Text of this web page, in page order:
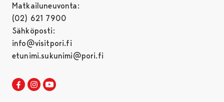
Matkailuneuvonta:
(02) 621 7900
Sähköposti:
info@visitpori.fi
etunimi.sukunimi@pori.fi
Visit Pori Facebookissa
Avautuu uudessa välilehdessä
Visit Pori Instagrammissa
Avautuu uudessa välilehdessä